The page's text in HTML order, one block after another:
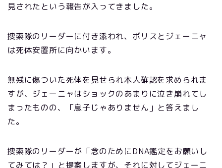
見されたという報告が入ってきました。
捜索隊のリーダーに付き添われ、ボリスとジェーニャ
は死体安置所に向かいます。
無残に傷ついた死体を見せられ本人確認を求められま
すが、ジェーニャはショックのあまりに泣き崩れてし
まったものの、「息子じゃありません」と答えまし
た。
捜索隊のリーダーが「念のためにDNA鑑定をお願いし
てみては？」と提案しますが、それに対してジェーニ